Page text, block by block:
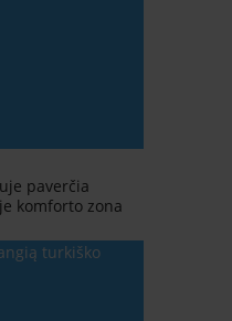
paverčia
komforto zona